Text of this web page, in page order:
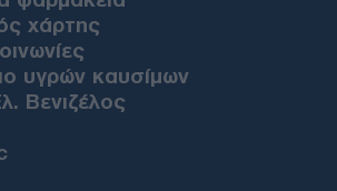
χάρτης
υγρών καυσίμων
Βενιζέλος